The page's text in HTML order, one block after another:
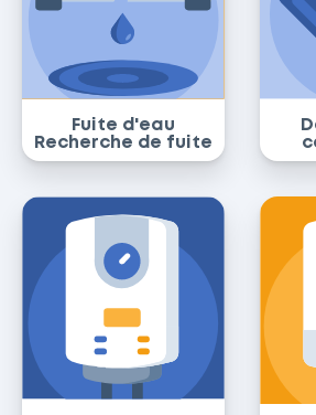
Fuite d'eau
Recherche de fuite